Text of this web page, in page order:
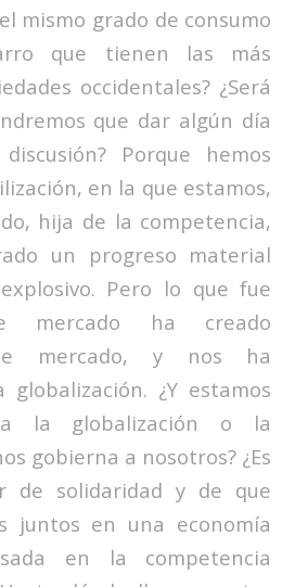
mismo grado de consumo
que tienen las más
occidentales? ¿Será
que dar algún día
Porque hemos
en la que estamos,
hija de la competencia,
un progreso material
Pero lo que fue
mercado ha creado
mercado, y nos ha
globalización. ¿Y estamos
a la globalización o la
gobierna a nosotros? ¿Es
de solidaridad y de que
juntos en una economía
en la competencia